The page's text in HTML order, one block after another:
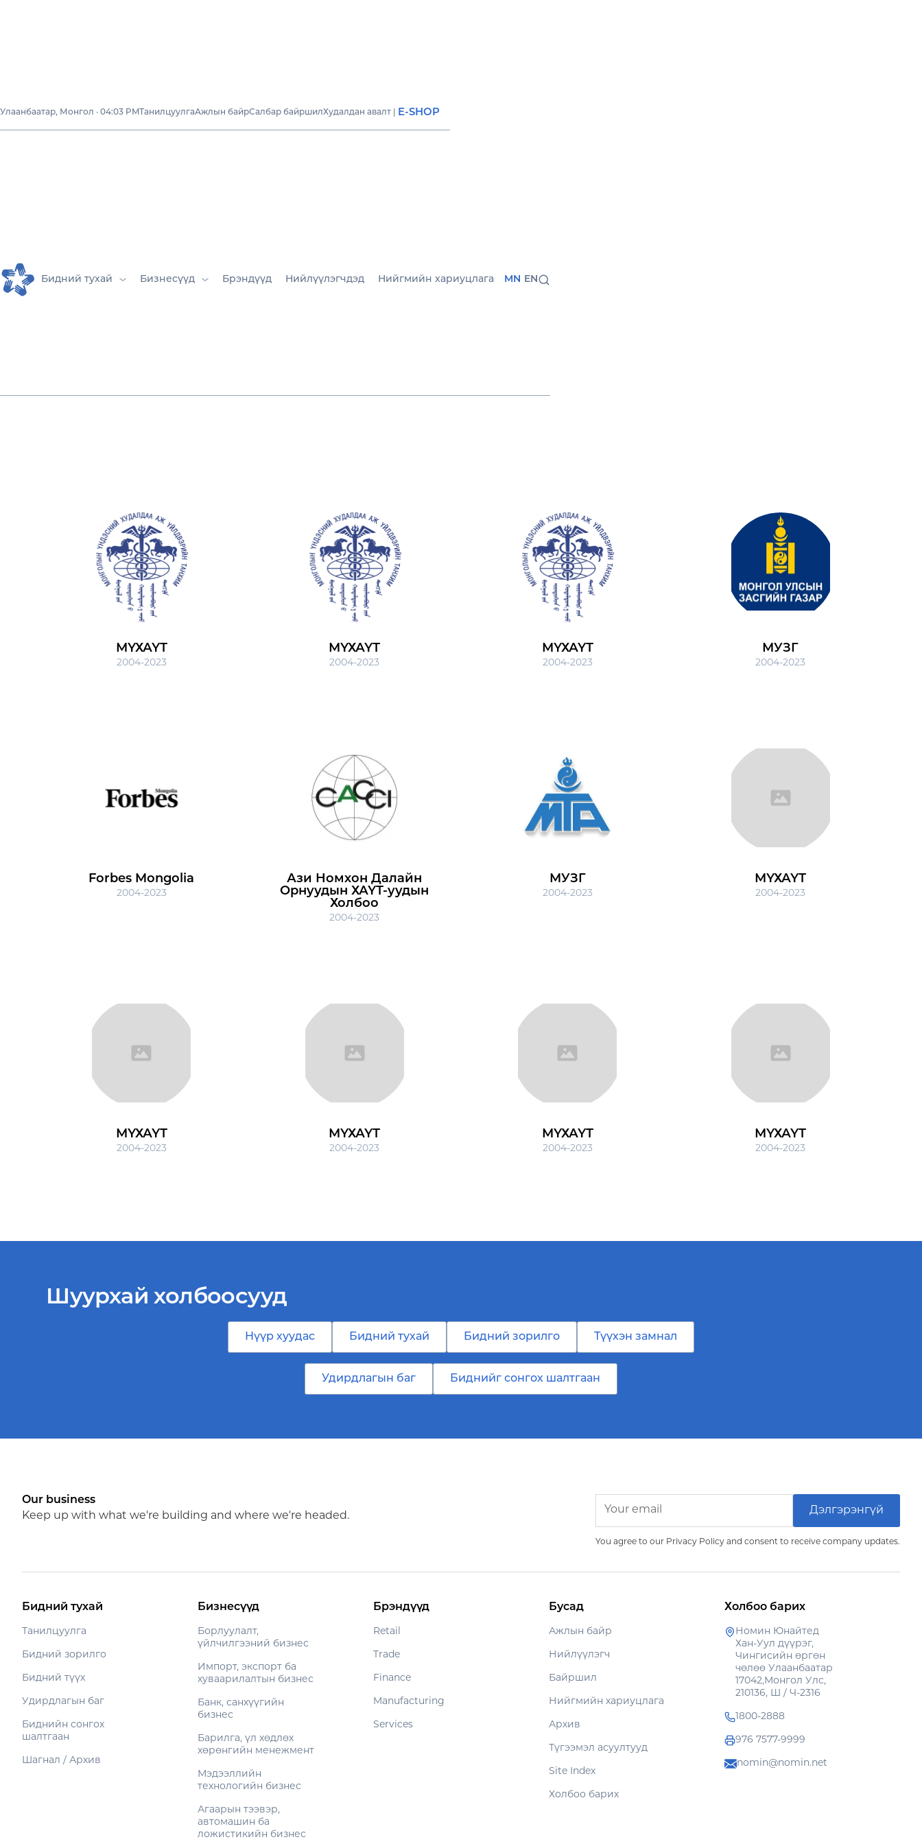
Улаанбаатар, Монгол · 04:03 PM ТанилцуулгаАжлын байрСалбар байршилХудалдан авалт E-SHOP
Бидний тухай Бизнесүүд Брэндүүд Нийлүүлэгчдэд Нийгмийн хариуцлага MN EN
МҮХАҮТ
2004-2023
МҮХАҮТ
2004-2023
МҮХАҮТ
2004-2023
МУЗГ
2004-2023
Forbes Mongolia
2004-2023
Ази Номхон Далайн
Орнуудын ХАҮТ-уудын
Холбоо
2004-2023
МУЗГ
2004-2023
МҮХАҮТ
2004-2023
МҮХАҮТ
2004-2023
МҮХАҮТ
2004-2023
МҮХАҮТ
2004-2023
МҮХАҮТ
2004-2023
Шуурхай холбоосууд
Нүүр хуудас Бидний тухай Бидний зорилго Түүхэн замнал
Удирдлагын баг Биднийг сонгох шалтгаан
Our business
Keep up with what we're building and where we're headed.
You agree to our Privacy Policy and consent to receive company updates.
Бидний тухай
Танилцуулга
Бидний зорилго
Бидний түүх
Удирдлагын баг
Биднийн сонгох
шалтгаан
Шагнал / Архив
Бизнесүүд
Борлуулалт,
үйлчилгээний бизнес
Импорт, экспорт ба
хуваарилалтын бизнес
Банк, санхүүгийн
бизнес
Барилга, үл хөдлөх
хөрөнгийн менежмент
Мэдээллийн
технологийн бизнес
Агаарын тээвэр,
автомашин ба
ложистикийн бизнес
Брэндүүд
Retail
Trade
Finance
Manufacturing
Services
Бусад
Ажлын байр
Нийлүүлэгч
Байршил
Нийгмийн хариуцлага
Архив
Түгээмэл асуултууд
Site Index
Холбоо барих
Холбоо барих
Номин Юнайтед
Хан-Уул дүүрэг,
Чингисийн өргөн
чөлөө Улаанбаатар
17042,Монгол Улс,
210136, Ш / Ч-2316
1800-2888
976 7577-9999
nomin@nomin.net